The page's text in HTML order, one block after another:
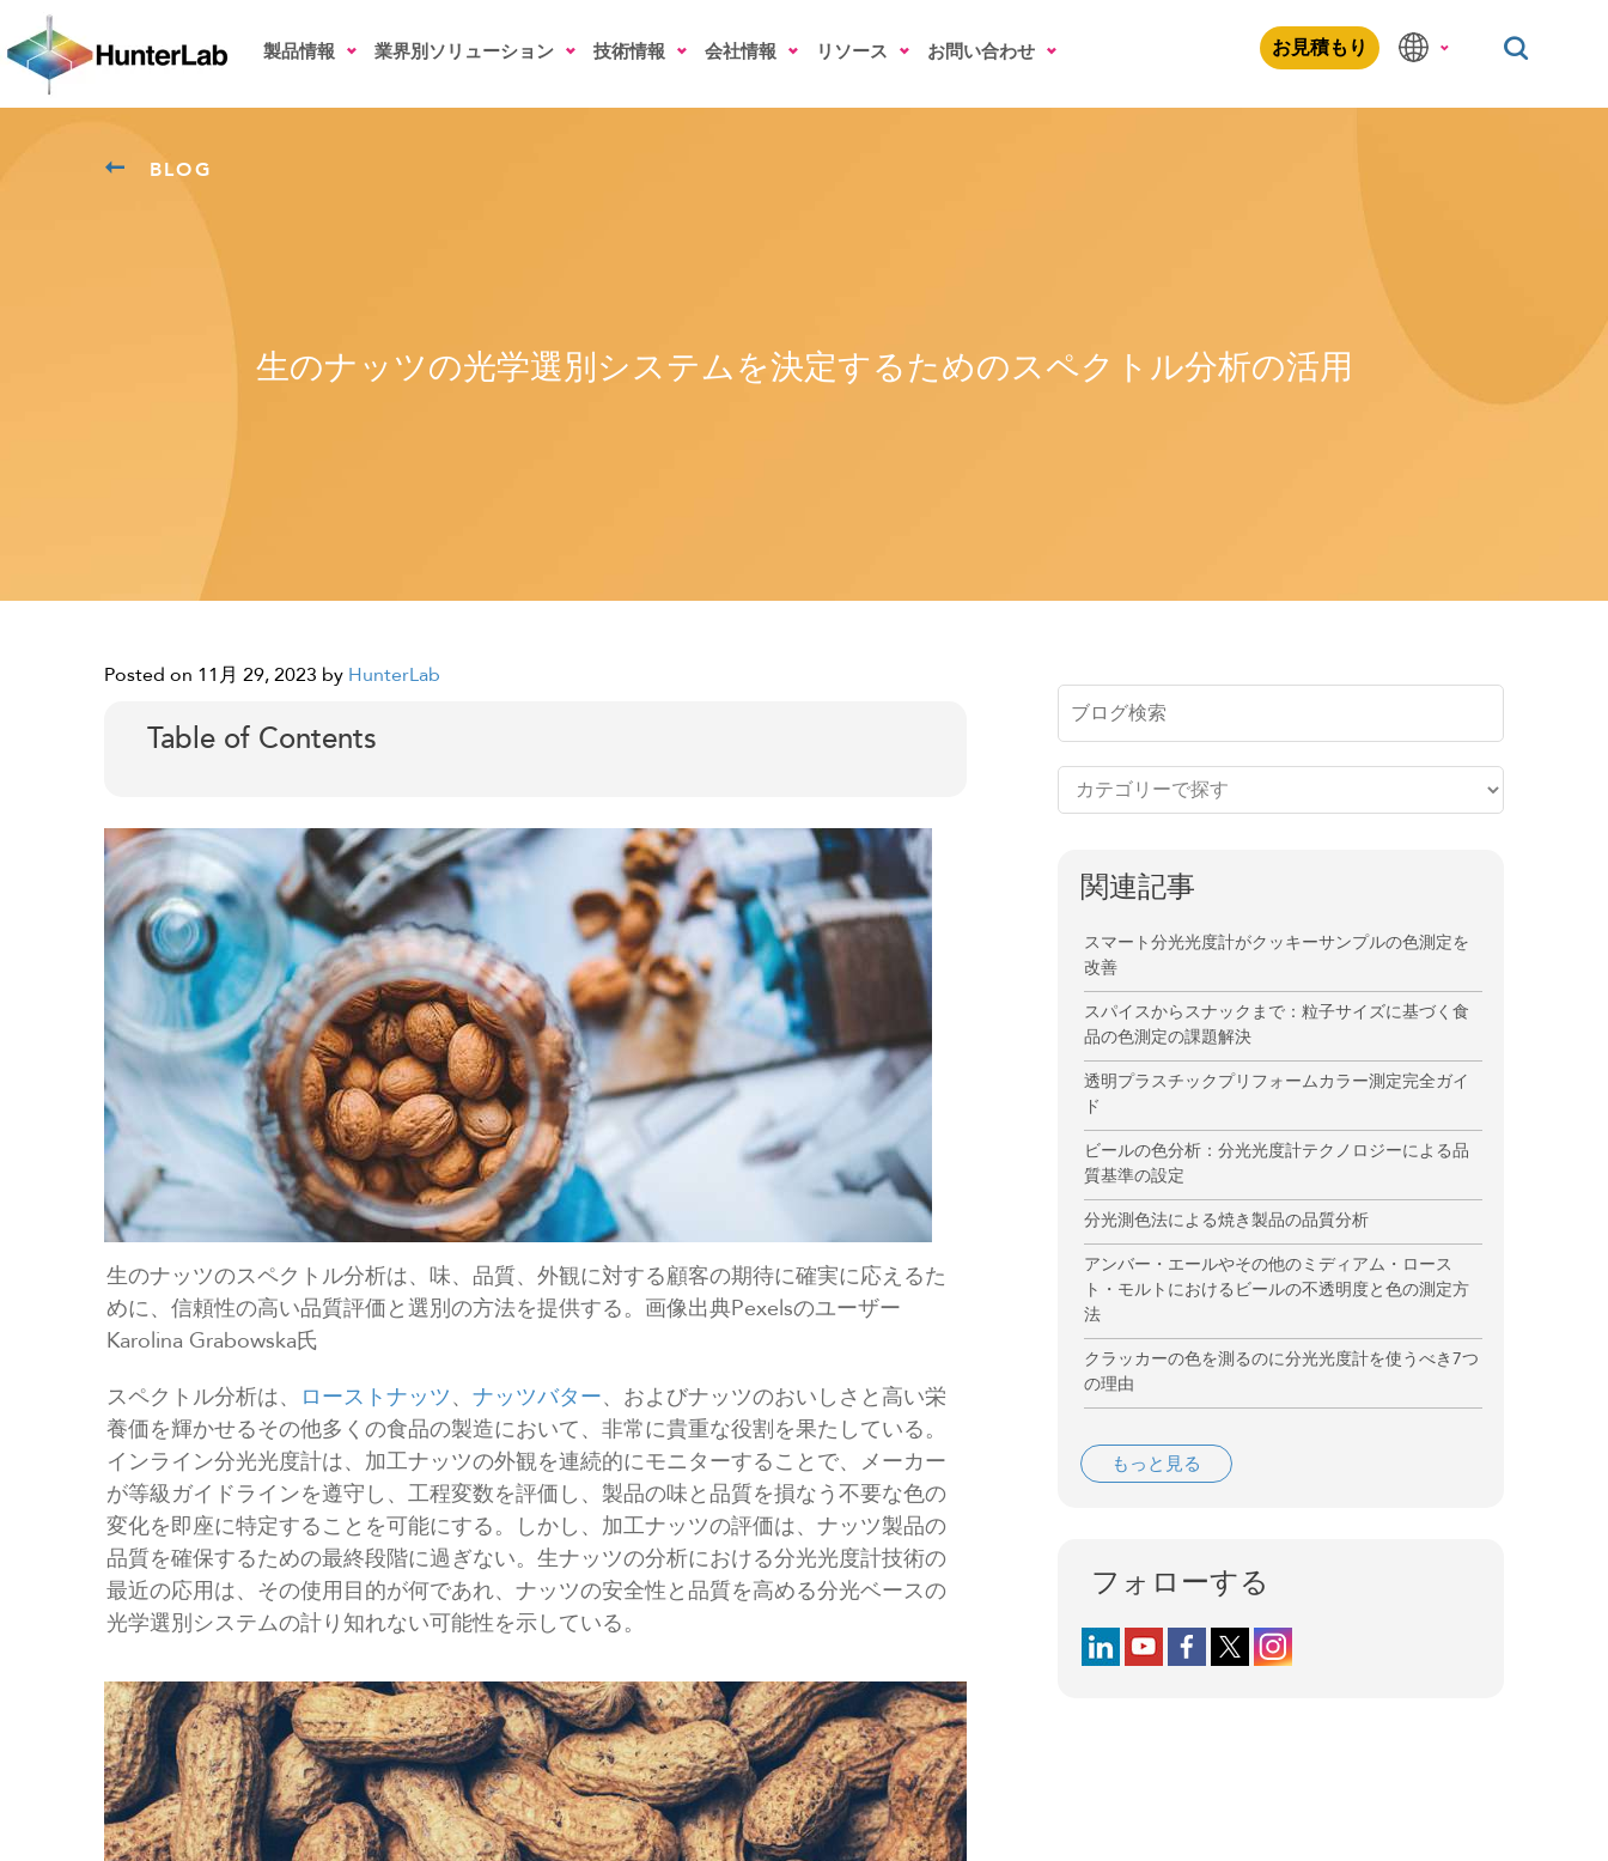
製品情報 業界別ソリューション 技術情報 会社情報 リソース お問い合わせ お見積もり
BLOG
生のナッツの光学選別システムを決定するためのスペクトル分析の活用
Posted on 11月 29, 2023 by HunterLab
Table of Contents
生のナッツのスペクトル分析は、味、品質、外観に対する顧客の期待に確実に応えるた
めに、信頼性の高い品質評価と選別の方法を提供する。画像出典Pexelsのユーザー
Karolina Grabowska氏
スペクトル分析は、 ローストナッツ、 ナッツバター、およびナッツのおいしさと高い栄
養価を輝かせるその他多くの食品の製造において、非常に貴重な役割を果たしている。
インライン分光光度計は、加工ナッツの外観を連続的にモニターすることで、メーカー
が等級ガイドラインを遵守し、工程変数を評価し、製品の味と品質を損なう不要な色の
変化を即座に特定することを可能にする。しかし、加工ナッツの評価は、ナッツ製品の
品質を確保するための最終段階に過ぎない。生ナッツの分析における分光光度計技術の
最近の応用は、その使用目的が何であれ、ナッツの安全性と品質を高める分光ベースの
光学選別システムの計り知れない可能性を示している。
関連記事
スマート分光光度計がクッキーサンプルの色測定を
改善
スパイスからスナックまで：粒子サイズに基づく食
品の色測定の課題解決
透明プラスチックプリフォームカラー測定完全ガイ
ド
ビールの色分析：分光光度計テクノロジーによる品
質基準の設定
分光測色法による焼き製品の品質分析
アンバー・エールやその他のミディアム・ロース
ト・モルトにおけるビールの不透明度と色の測定方
法
クラッカーの色を測るのに分光光度計を使うべき7つ
の理由
もっと見る
フォローする
Follow us on LinkedIn
Follow us on YouTube
Follow us on Facebook
Follow us on X (formerly Twitter)
Follow us on Instagram